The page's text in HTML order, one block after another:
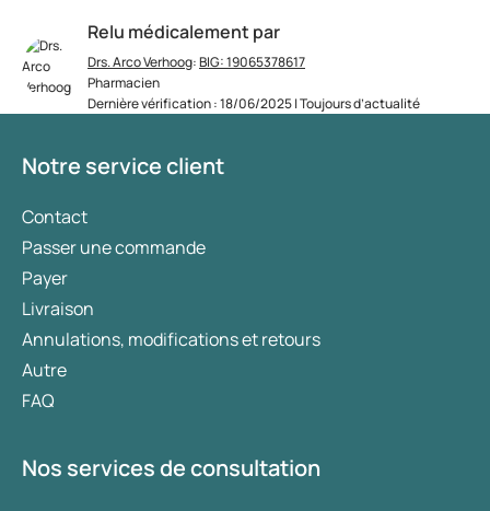
Relu médicalement par
Drs. Arco Verhoog:BIG: 19065378617
Pharmacien
Dernière vérification : 18/06/2025 | Toujours d’actualité
Notre service client
Contact
Passer une commande
Payer
Livraison
Annulations, modifications et retours
Autre
FAQ
Nos services de consultation